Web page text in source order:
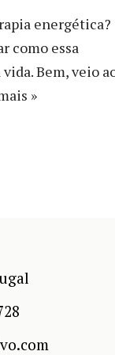
energética?
como essa
Bem, veio
»